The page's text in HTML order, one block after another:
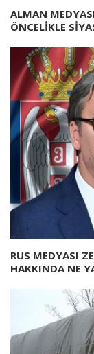
ALMAN
ÖNCELİKLE
RUS MEDYASI
HAKKINDA NE